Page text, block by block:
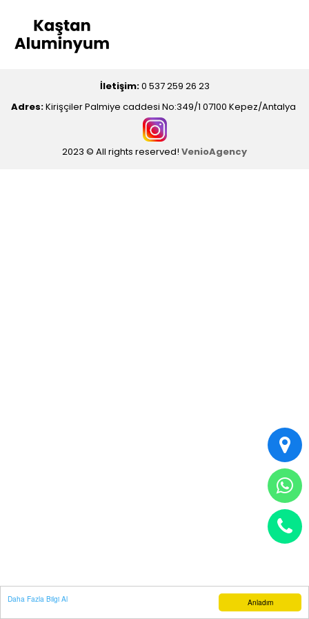
Anladım
Daha Fazla Bilgi Al
İletişim:0 537 259 26 23
Adres:Kirişçiler Palmiye caddesi No:349/1 07100 Kepez/Antalya
2023 © All rights reserved! VenioAgency